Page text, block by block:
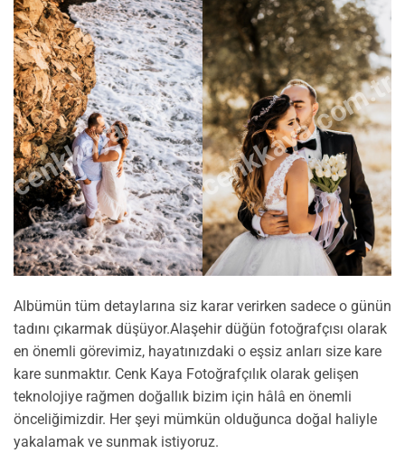
cenkkaya.com.trcenkkaya.com.tr
Albümün tüm detaylarına siz karar verirken sadece o günün
tadını çıkarmak düşüyor.Alaşehir düğün fotoğrafçısı olarak
en önemli görevimiz, hayatınızdaki o eşsiz anları size kare
kare sunmaktır. Cenk Kaya Fotoğrafçılık olarak gelişen
teknolojiye rağmen doğallık bizim için hâlâ en önemli
önceliğimizdir. Her şeyi mümkün olduğunca doğal haliyle
yakalamak ve sunmak istiyoruz.